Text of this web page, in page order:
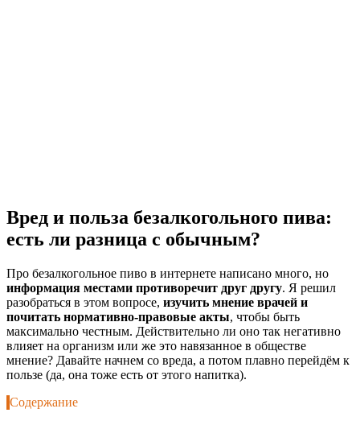
Вред и польза безалкогольного пива:
есть ли разница с обычным?
Про безалкогольное пиво в интернете написано много, но
информация местами противоречит друг другу. Я решил
разобраться в этом вопросе, изучить мнение врачей и
почитать нормативно-правовые акты, чтобы быть
максимально честным. Действительно ли оно так негативно
влияет на организм или же это навязанное в обществе
мнение? Давайте начнем со вреда, а потом плавно перейдём к
пользе (да, она тоже есть от этого напитка).
Содержание